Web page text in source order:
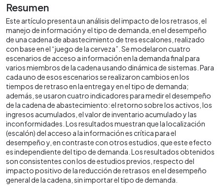
Resumen
Este artículo presenta un análisis del impacto de los retrasos, el
manejo de información y el tipo de demanda, en el desempeño
de una cadena de abastecimiento de tres escalones, realizado
con base en el “juego de la cerveza”. Se modelaron cuatro
escenarios de acceso a información en la demanda final para
varios miembros de la cadena usando dinámica de sistemas. Para
cada uno de esos escenarios se realizaron cambios en los
tiempos de retraso en la entrega y en el tipo de demanda;
además, se usaron cuatro indicadores para medir el desempeño
de la cadena de abastecimiento: el retorno sobre los activos, los
ingresos acumulados, el valor de inventario acumulado y las
inconformidades. Los resultados muestran que la localización
(escalón) del acceso a la información es crítica para el
desempeño y, en contraste con otros estudios, que este efecto
es independiente del tipo de demanda. Los resultados obtenidos
son consistentes con los de estudios previos, respecto del
impacto positivo de la reducción de retrasos en el desempeño
general de la cadena, sin importar el tipo de demanda.